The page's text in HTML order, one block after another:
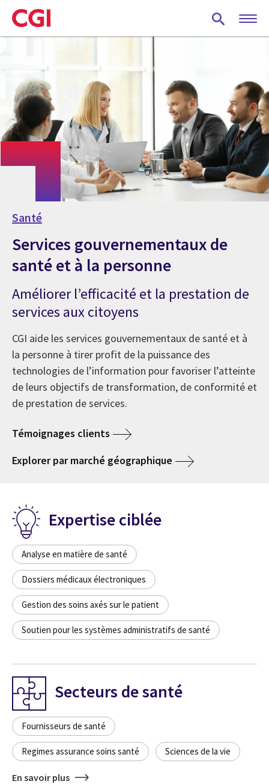
Skip
to
main
Santé
Services gouvernementaux de
santé et à la personne
Améliorer l’efficacité et la prestation de
services aux citoyens
CGI aide les services gouvernementaux de santé et à
la personne à tirer profit de la puissance des
technologies de l’information pour favoriser l’atteinte
de leurs objectifs de transformation, de conformité et
de prestation de services.
Témoignages clients
Explorer par marché géographique
Expertise ciblée
Analyse en matière de santé
Dossiers médicaux électroniques
Gestion des soins axés sur le patient
Soutien pour les systèmes administratifs de santé
Secteurs de santé
Fournisseurs de santé
Regimes assurance soins santé Sciences de la vie
En savoir plus